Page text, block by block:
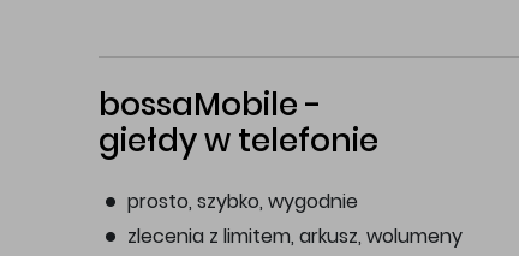
bossaMobile -
giełdy w telefonie
prosto, szybko, wygodnie
zlecenia z limitem, arkusz, wolumeny